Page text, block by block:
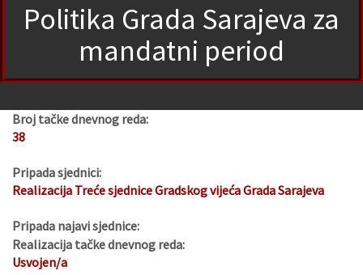
Politika Grada Sarajeva za
mandatni period
Broj tačke dnevnog reda:
38
Pripada sjednici:
Realizacija Treće sjednice Gradskog vijeća Grada Sarajeva
Pripada najavi sjednice:
Realizacija tačke dnevnog reda:
Usvojen/a